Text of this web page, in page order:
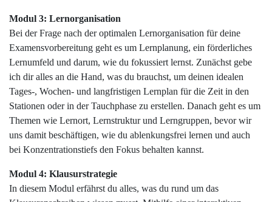
Modul 3: Lernorganisation
Bei der Frage nach der optimalen Lernorganisation für deine
Examensvorbereitung geht es um Lernplanung, ein förderliches
Lernumfeld und darum, wie du fokussiert lernst. Zunächst gebe
ich dir alles an die Hand, was du brauchst, um deinen idealen
Tages-, Wochen- und langfristigen Lernplan für die Zeit in den
Stationen oder in der Tauchphase zu erstellen. Danach geht es um
Themen wie Lernort, Lernstruktur und Lerngruppen, bevor wir
uns damit beschäftigen, wie du ablenkungsfrei lernen und auch
bei Konzentrationstiefs den Fokus behalten kannst.
Modul 4: Klausurstrategie
In diesem Modul erfährst du alles, was du rund um das